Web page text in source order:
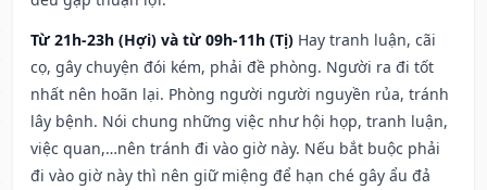
Từ 21h-23h (Hợi) và từ 09h-11h (Tị) Hay tranh luận, cãi
cọ, gây chuyện đói kém, phải đề phòng. Người ra đi tốt
nhất nên hoãn lại. Phòng người người nguyền rủa, tránh
lây bệnh. Nói chung những việc như hội họp, tranh luận,
việc quan,…nên tránh đi vào giờ này. Nếu bắt buộc phải
đi vào giờ này thì nên giữ miệng để hạn ché gây ẩu đả